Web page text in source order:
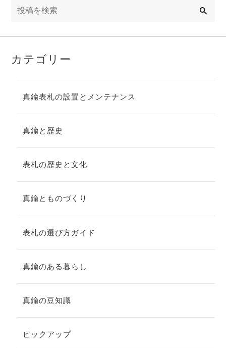
カテゴリー
真鍮表札の設置とメンテナンス
真鍮と歴史
表札の歴史と文化
真鍮とものづくり
表札の選び方ガイド
真鍮のある暮らし
真鍮の豆知識
ピックアップ